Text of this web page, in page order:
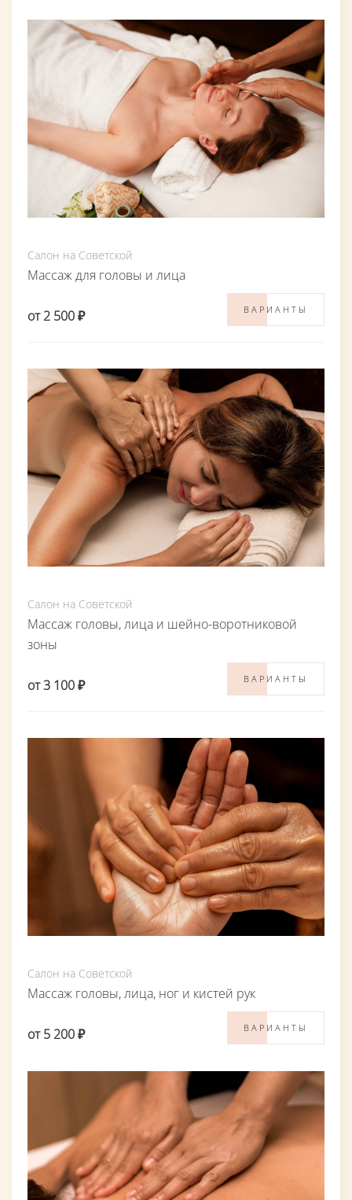
Салон на Советской
Массаж для головы и лица
от 2 500 ₽ ВАРИАНТЫ
Салон на Советской
Массаж головы, лица и шейно-воротниковой
зоны
от 3 100 ₽ ВАРИАНТЫ
Салон на Советской
Массаж головы, лица, ног и кистей рук
от 5 200 ₽ ВАРИАНТЫ